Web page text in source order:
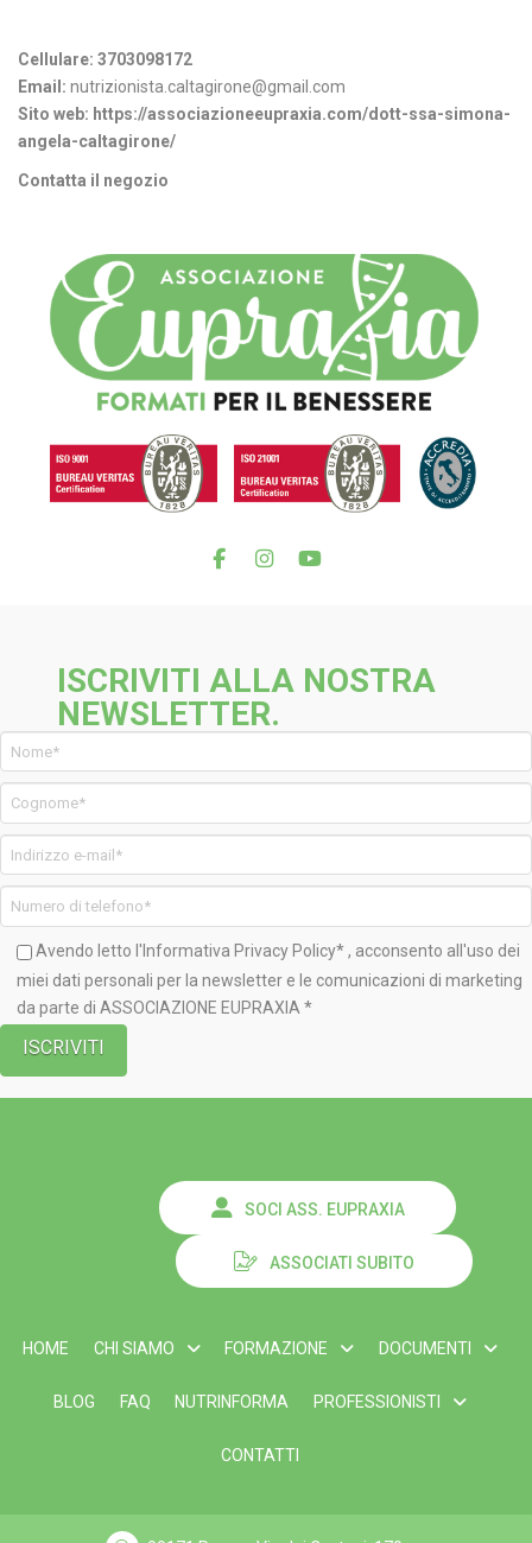
Cellulare: 3703098172
Email: nutrizionista.caltagirone@gmail.com
Sito web: https://associazioneeupraxia.com/dott-ssa-simona-
angela-caltagirone/
Contatta il negozio
ISCRIVITI ALLA NOSTRA
NEWSLETTER.
Avendo letto l'Informativa Privacy Policy*, acconsento all'uso dei
miei dati personali per la newsletter e le comunicazioni di marketing
da parte di ASSOCIAZIONE EUPRAXIA *
SOCI ASS. EUPRAXIA
ASSOCIATI SUBITO
HOME CHI SIAMO FORMAZIONE DOCUMENTI
BLOG FAQ NUTRINFORMA PROFESSIONISTI
CONTATTI